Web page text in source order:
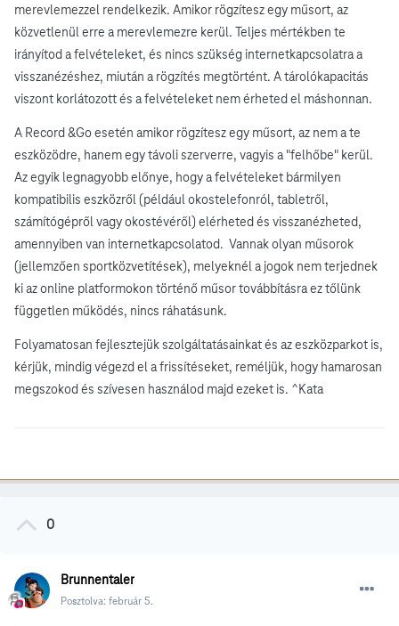
merevlemezzel rendelkezik. Amikor rögzítesz egy műsort, az
közvetlenül erre a merevlemezre kerül. Teljes mértékben te
irányítod a felvételeket, és nincs szükség internetkapcsolatra a
visszanézéshez, miután a rögzítés megtörtént. A tárolókapacitás
viszont korlátozott és a felvételeket nem érheted el máshonnan.
A Record &Go esetén amikor rögzítesz egy műsort, az nem a te
eszközödre, hanem egy távoli szerverre, vagyis a "felhőbe" kerül.
Az egyik legnagyobb előnye, hogy a felvételeket bármilyen
kompatibilis eszközről (például okostelefonról, tabletről,
számítógépről vagy okostévéről) elérheted és visszanézheted,
amennyiben van internetkapcsolatod. Vannak olyan műsorok
(jellemzően sportközvetítések), melyeknél a jogok nem terjednek
ki az online platformokon történő műsor továbbításra ez tőlünk
független működés, nincs ráhatásunk.
Folyamatosan fejlesztejük szolgáltatásainkat és az eszközparkot is,
kérjük, mindig végezd el a frissítéseket, reméljük, hogy hamarosan
megszokod és szívesen használod majd ezeket is. ^Kata
0
Brunnentaler
Posztolva: február 5.